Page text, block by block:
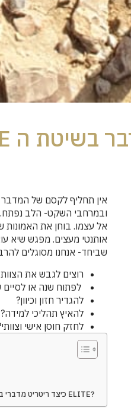
אין תחליף לקסם של המדבר
ובמרחבי השקט- הלב
אל עצמו. בוחן את
אותנטי מעצים. מפגש שיא
שביחד- אנחנו מסוגלים
רוצים לגבש את
לפתוח שנה או
להגדיר חזון וכיוון?
להאיץ תהליכי למידה?
לחזק חוסן אישי
כיצד ריטריט מדברי בא לידי ביטוי בכל אחד מהמרכיבים של שיטת ה ELITE?